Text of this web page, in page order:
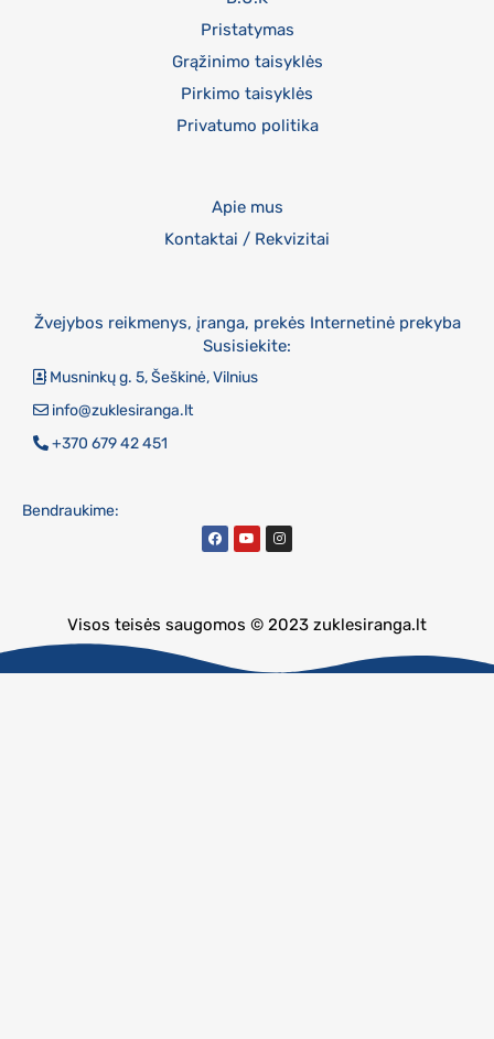
Pristatymas
Grąžinimo taisyklės
Pirkimo taisyklės
Privatumo politika
Apie mus
Kontaktai / Rekvizitai
Žvejybos reikmenys, įranga, prekės Internetinė prekyba
Susisiekite:
Musninkų g. 5, Šeškinė, Vilnius
info@zuklesiranga.lt
+370 679 42 451
Bendraukime:
Visos teisės saugomos © 2023 zuklesiranga.lt